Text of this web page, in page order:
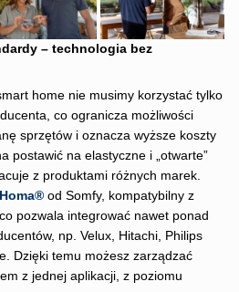
– technologia bez
home nie musimy korzystać tylko
co ogranicza możliwości
sprzętów i oznacza wyższe koszty
postawić na elastyczne i „otwarte”
z produktami różnych marek.
od Somfy, kompatybilny z
pozwala integrować nawet ponad
np. Velux, Hitachi, Philips
Dzięki temu możesz zarządzać
z jednej aplikacji, z poziomu